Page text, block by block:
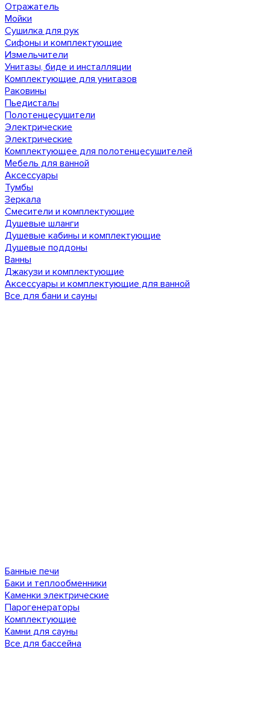
Отражатель
Мойки
Сушилка для рук
Сифоны и комплектующие
Измельчители
Унитазы, биде и инсталляции
Комплектующие для унитазов
Раковины
Пьедисталы
Полотенцесушители
Электрические
Электрические
Комплектующее для полотенцесушителей
Мебель для ванной
Аксессуары
Тумбы
Зеркала
Смесители и комплектующие
Душевые шланги
Душевые кабины и комплектующие
Душевые поддоны
Ванны
Джакузи и комплектующие
Аксессуары и комплектующие для ванной
Все для бани и сауны
Банные печи
Баки и теплообменники
Каменки электрические
Парогенераторы
Комплектующие
Камни для сауны
Все для бассейна